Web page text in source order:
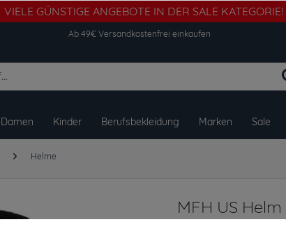
VIELE GÜNSTIGE ANGEBOTE IN DER SALE KATEGORIE!
Ab 49€ Versandkostenfrei einkaufen
Damen Kinder Berufsbekleidung Marken Sale
Helme
MFH US